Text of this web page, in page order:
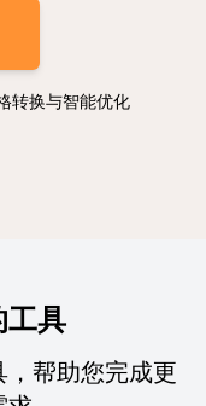
转换与智能优化
工具
帮助您完成更